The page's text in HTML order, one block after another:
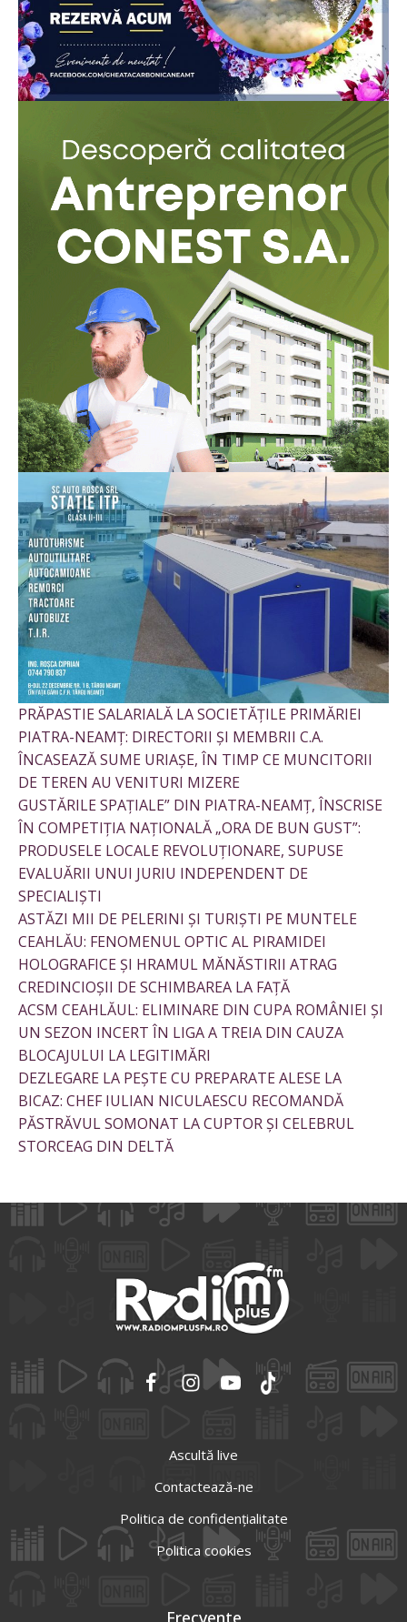
PRĂPASTIE SALARIALĂ LA SOCIETĂȚILE PRIMĂRIEI
PIATRA-NEAMȚ: DIRECTORII ȘI MEMBRII C.A.
ÎNCASEAZĂ SUME URIAȘE, ÎN TIMP CE MUNCITORII
DE TEREN AU VENITURI MIZERE
GUSTĂRILE SPAȚIALE” DIN PIATRA-NEAMȚ, ÎNSCRISE
ÎN COMPETIȚIA NAȚIONALĂ „ORA DE BUN GUST”:
PRODUSELE LOCALE REVOLUȚIONARE, SUPUSE
EVALUĂRII UNUI JURIU INDEPENDENT DE
SPECIALIȘTI
ASTĂZI MII DE PELERINI ȘI TURIȘTI PE MUNTELE
CEAHLĂU: FENOMENUL OPTIC AL PIRAMIDEI
HOLOGRAFICE ȘI HRAMUL MĂNĂSTIRII ATRAG
CREDINCIOȘII DE SCHIMBAREA LA FAȚĂ
ACSM CEAHLĂUL: ELIMINARE DIN CUPA ROMÂNIEI ȘI
UN SEZON INCERT ÎN LIGA A TREIA DIN CAUZA
BLOCAJULUI LA LEGITIMĂRI
DEZLEGARE LA PEȘTE CU PREPARATE ALESE LA
BICAZ: CHEF IULIAN NICULAESCU RECOMANDĂ
PĂSTRĂVUL SOMONAT LA CUPTOR ȘI CELEBRUL
STORCEAG DIN DELTĂ
Ascultă live
Contactează-ne
Politica de confidențialitate
Politica cookies
Frecvente